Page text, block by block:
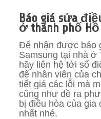
Báo giá sửa
ở thành phố Hồ
Để nhận được báo
Samsung tại nhà ở
hãy liên hệ tới số
để nhân viên của
tiết giá các lỗi mà
cũng như đề ra
bị điều hòa của gia
nhất nhé.